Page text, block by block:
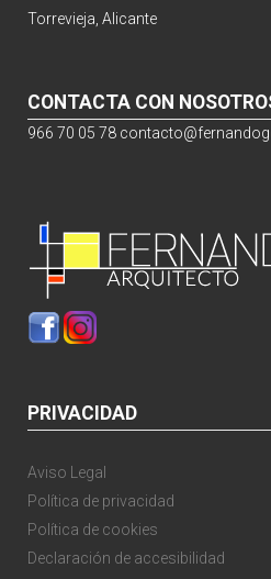
Torrevieja, Alicante
CONTACTA CON
966 70 05 78
PRIVACIDAD
Aviso Legal
Política de privacidad
Política de cookies
Declaración de accesibilidad